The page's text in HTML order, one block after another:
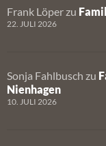
Frank Löper zu
22. JULI 2026
Sonja Fahlbusch zu
Nienhagen
10. JULI 2026